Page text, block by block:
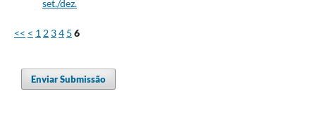
set./dez.
<< < 1 2 34 5 6
Enviar Submissão